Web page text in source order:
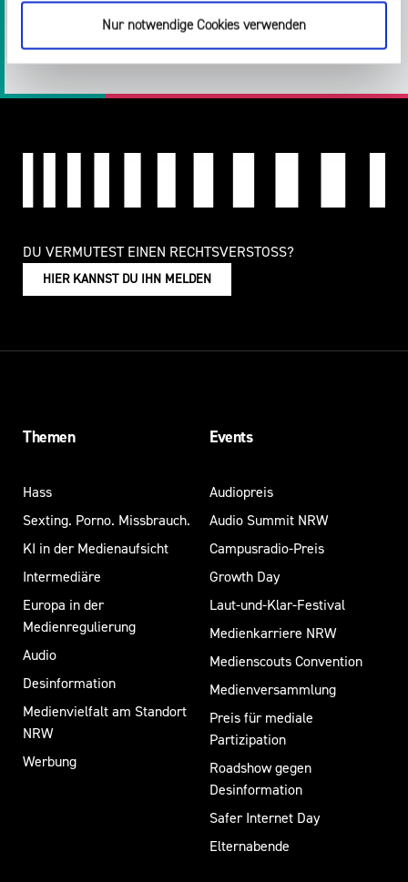
Nur notwendige Cookies verwenden
LinkedIn
Twitter FacebookE-
Mail
Drucken
DU VERMUTEST EINEN RECHTSVERSTOSS?
HIER KANNST DU IHN MELDEN
Themen
Hass
Sexting. Porno. Missbrauch.
KI in der Medienaufsicht
Intermediäre
Europa in der
Medienregulierung
Audio
Desinformation
Medienvielfalt am Standort
NRW
Werbung
Events
Audiopreis
Audio Summit NRW
Campusradio-Preis
Growth Day
Laut-und-Klar-Festival
Medienkarriere NRW
Medienscouts Convention
Medienversammlung
Preis für mediale
Partizipation
Roadshow gegen
Desinformation
Safer Internet Day
Elternabende